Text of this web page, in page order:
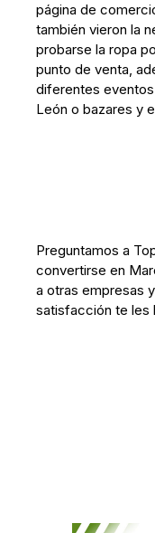
página de
también vieron la
probarse la ropa
punto de venta,
diferentes
León o bazares y
Preguntamos a
convertirse en
a otras empresas
satisfacción te les